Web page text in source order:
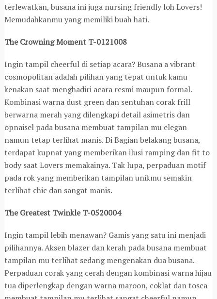
terlewatkan, busana ini juga nursing friendly loh Lovers!
Memudahkanmu yang memiliki buah hati.
The Crowning Moment T-0121008
Ingin tampil cheerful di setiap acara? Busana a vibrant
cosmopolitan adalah pilihan yang tepat untuk kamu
kenakan saat menghadiri acara resmi maupun formal.
Kombinasi warna dust green dan sentuhan corak frill
berwarna merah yang dilengkapi detail asimetris dan
opnaisel pada busana membuat tampilan mu elegan
namun tetap terlihat manis. Di Bagian belakang busana,
terdapat kupnat yang memberikan ilusi ramping dan fit to
body saat Lovers memakainya. Tak lupa, perpaduan motif
pada rok yang memberikan tampilan unikmu semakin
terlihat chic dan sangat manis.
The Greatest Twinkle T-0520004
Ingin tampil lebih menawan? Gamis yang satu ini menjadi
pilihannya. Aksen blazer dan kerah pada busana membuat
tampilan mu terlihat sedang mengenakan dua busana.
Perpaduan corak yang cerah dengan kombinasi warna hijau
tua diperlengkap dengan warna maroon, coklat dan tosca